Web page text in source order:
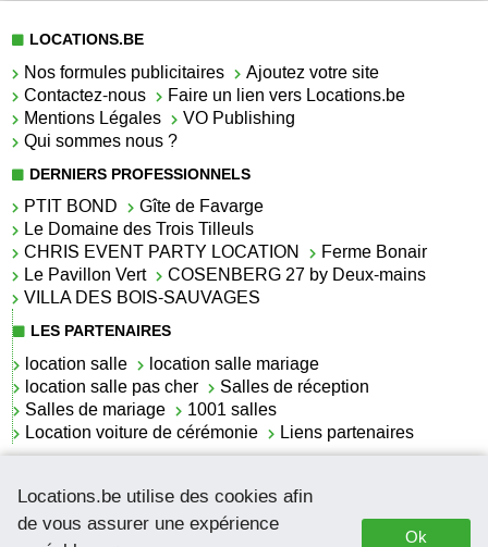
Locations.be utilise des cookies afin
de vous assurer une expérience
Ok
LOCATIONS.BE
Nos formules publicitaires
Ajoutez votre site
Contactez-nous
Faire un lien vers Locations.be
Mentions Légales
VO Publishing
Qui sommes nous ?
DERNIERS PROFESSIONNELS
PTIT BOND
Gîte de Favarge
Le Domaine des Trois Tilleuls
CHRIS EVENT PARTY LOCATION
Ferme Bonair
Le Pavillon Vert
COSENBERG 27 by Deux-mains
VILLA DES BOIS-SAUVAGES
LES PARTENAIRES
location salle
location salle mariage
location salle pas cher
Salles de réception
Salles de mariage
1001 salles
Location voiture de cérémonie
Liens partenaires
La location de lettrage pour mariage
La salle de réception pour mariage en Belgique